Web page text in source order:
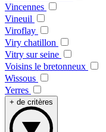
Vincennes
Vineuil
Viroflay
Viry chatillon
Vitry sur seine
Voisins le bretonneux
Wissous
Yerres
+ de critères